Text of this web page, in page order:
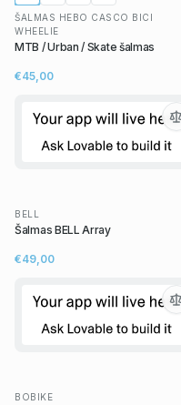
ŠALMAS HEBO CASCO BICI
WHEELIE
MTB / Urban / Skate šalmas
€45,00
BELL
Šalmas BELL Array
€49,00
BOBIKE